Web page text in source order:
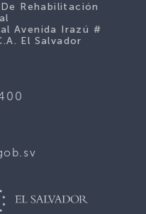
Rehabilitación
Avenida Irazú #
El Salvador